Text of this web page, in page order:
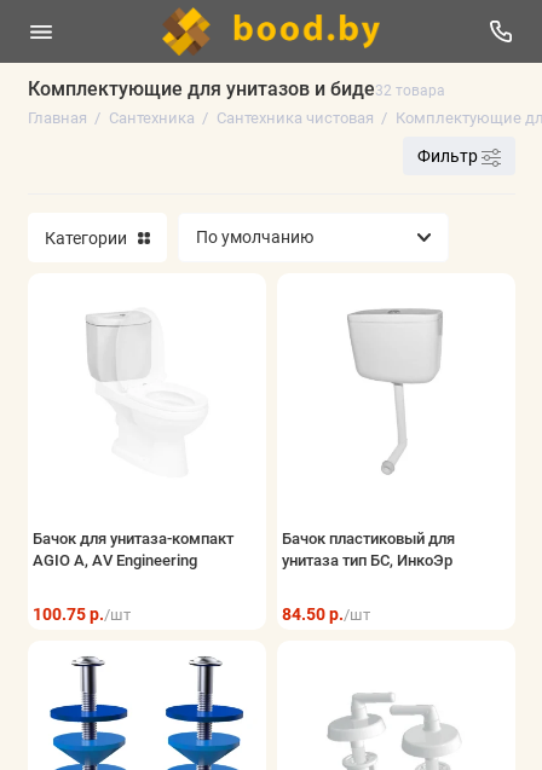
Комплектующие для унитазов и биде32 товара
Главная Сантехника Сантехника чистовая Комплектующие
Смесители и аксессуары
Инструмент и расходные материалы
Фильтр
Категории
Бачок для унитаза-компакт
AGIO A, AV Engineering
100.75 р./шт
Бачок пластиковый для
унитаза тип БС, ИнкоЭр
84.50 р./шт